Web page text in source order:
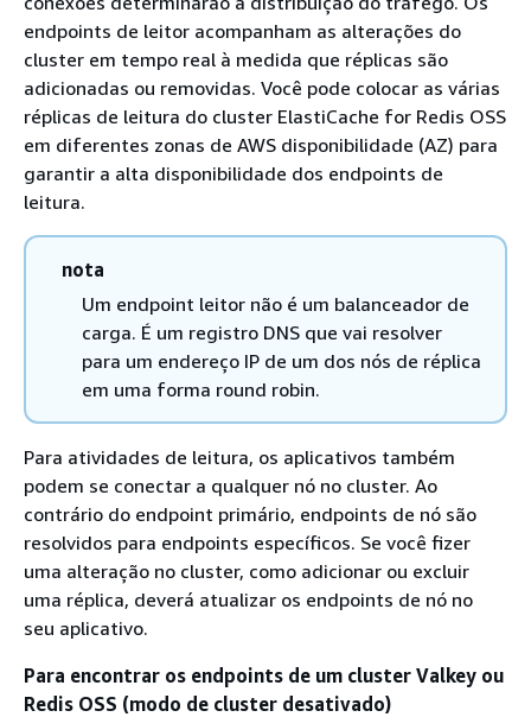
endpoints de leitor acompanham as alterações do
cluster em tempo real à medida que réplicas são
adicionadas ou removidas. Você pode colocar as várias
réplicas de leitura do cluster ElastiCache for Redis OSS
em diferentes zonas de AWS disponibilidade (AZ) para
garantir a alta disponibilidade dos endpoints de
leitura.
nota
Um endpoint leitor não é um balanceador de
carga. É um registro DNS que vai resolver
para um endereço IP de um dos nós de réplica
em uma forma round robin.
Para atividades de leitura, os aplicativos também
podem se conectar a qualquer nó no cluster. Ao
contrário do endpoint primário, endpoints de nó são
resolvidos para endpoints específicos. Se você fizer
uma alteração no cluster, como adicionar ou excluir
uma réplica, deverá atualizar os endpoints de nó no
seu aplicativo.
Para encontrar os endpoints de um cluster Valkey ou
Redis OSS (modo de cluster desativado)